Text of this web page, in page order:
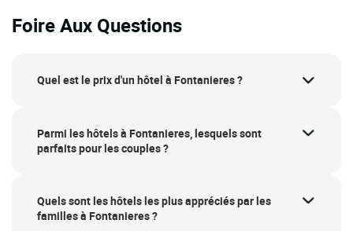
Foire Aux Questions
Quel est le prix d'un hôtel à Fontanieres ?
Parmi les hôtels à Fontanieres, lesquels sont
parfaits pour les couples ?
Quels sont les hôtels les plus appréciés par les
familles à Fontanieres ?